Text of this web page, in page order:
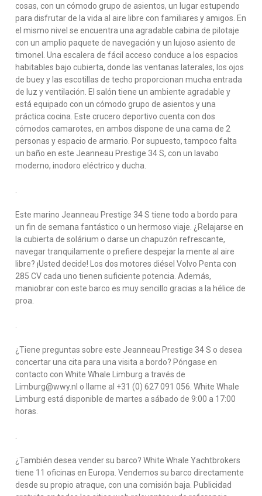
cosas, con un cómodo grupo de asientos, un lugar estupendo
para disfrutar de la vida al aire libre con familiares y amigos. En
el mismo nivel se encuentra una agradable cabina de pilotaje
con un amplio paquete de navegación y un lujoso asiento de
timonel. Una escalera de fácil acceso conduce a los espacios
habitables bajo cubierta, donde las ventanas laterales, los ojos
de buey y las escotillas de techo proporcionan mucha entrada
de luz y ventilación. El salón tiene un ambiente agradable y
está equipado con un cómodo grupo de asientos y una
práctica cocina. Este crucero deportivo cuenta con dos
cómodos camarotes, en ambos dispone de una cama de 2
personas y espacio de armario. Por supuesto, tampoco falta
un baño en este Jeanneau Prestige 34 S, con un lavabo
moderno, inodoro eléctrico y ducha.
Este marino Jeanneau Prestige 34 S tiene todo a bordo para
un fin de semana fantástico o un hermoso viaje. ¿Relajarse en
la cubierta de solárium o darse un chapuzón refrescante,
navegar tranquilamente o prefiere despejar la mente al aire
libre? ¡Usted decide! Los dos motores diésel Volvo Penta con
285 CV cada uno tienen suficiente potencia. Además,
maniobrar con este barco es muy sencillo gracias a la hélice de
proa.
¿Tiene preguntas sobre este Jeanneau Prestige 34 S o desea
concertar una cita para una visita a bordo? Póngase en
contacto con White Whale Limburg a través de
Limburg@wwy.nl o llame al +31 (0) 627 091 056. White Whale
Limburg está disponible de martes a sábado de 9:00 a 17:00
horas.
¿También desea vender su barco? White Whale Yachtbrokers
tiene 11 oficinas en Europa. Vendemos su barco directamente
desde su propio atraque, con una comisión baja. Publicidad